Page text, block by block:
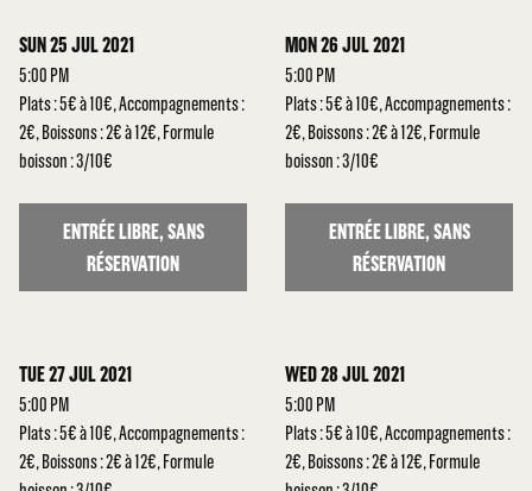
SUN 25 JUL 2021
5:00 PM
Plats : 5€ à 10€, Accompagnements :
2€, Boissons : 2€ à 12€, Formule
boisson : 3/10€
ENTRÉE LIBRE, SANS
RÉSERVATION
MON 26 JUL 2021
5:00 PM
Plats : 5€ à 10€, Accompagnements :
2€, Boissons : 2€ à 12€, Formule
boisson : 3/10€
ENTRÉE LIBRE, SANS
RÉSERVATION
TUE 27 JUL 2021
5:00 PM
Plats : 5€ à 10€, Accompagnements :
2€, Boissons : 2€ à 12€, Formule
WED 28 JUL 2021
5:00 PM
Plats : 5€ à 10€, Accompagnements :
2€, Boissons : 2€ à 12€, Formule